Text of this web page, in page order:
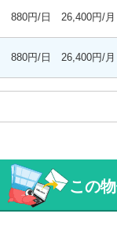
880円/日 26,400円/月
880円/日 26,400円/月
この